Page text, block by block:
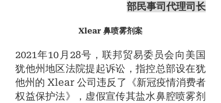
部民事司代理司长
Xlear 鼻喷雾剂案
2021年10月28号，联邦贸易委员会向美国
犹他州地区法院提起诉讼，指控总部设在犹
他州的 Xlear 公司违反了《新冠疫情消费者
权益保护法》，虚假宣传其盐水鼻腔喷雾剂